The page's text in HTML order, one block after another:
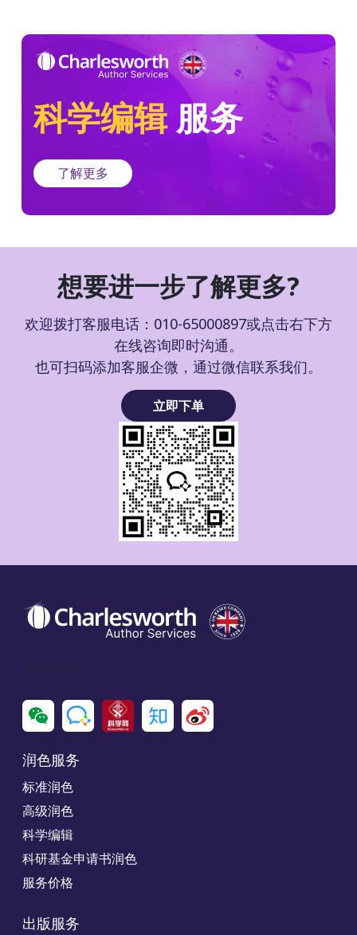
科学编辑服务
了解更多
想要进一步了解更多?
欢迎拨打客服电话：010-65000897或点击右下方
在线咨询即时沟通。
也可扫码添加客服企微，通过微信联系我们。
立即下单
Social Icon
润色服务
标准润色
高级润色
科学编辑
科研基金申请书润色
服务价格
出版服务